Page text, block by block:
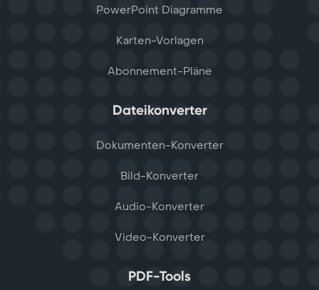
PowerPoint Diagramme
Karten-Vorlagen
Abonnement-Pläne
Dateikonverter
Dokumenten-Konverter
Bild-Konverter
Audio-Konverter
Video-Konverter
PDF-Tools